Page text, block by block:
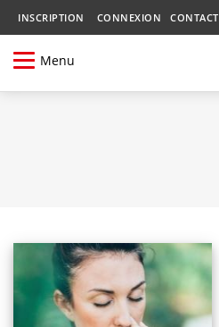
INSCRIPTION CONNEXION CONTACT
Menu